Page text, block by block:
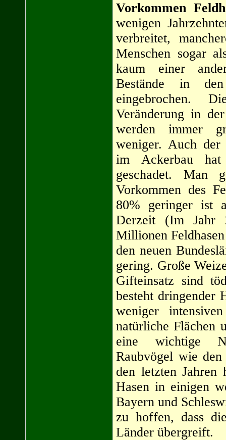
Vorkommen
wenigen
verbreitet,
Menschen sogar
kaum einer
Bestände in
eingebrochen.
Veränderung in
werden immer
weniger. Auch der
im Ackerbau
geschadet. Man
Vorkommen des
80% geringer ist
Derzeit (Im Jahr
Millionen
den neuen
gering. Große
Gifteinsatz sind
besteht dringender
weniger
natürliche Flächen
eine wichtige
Raubvögel wie
den letzten Jahren
Hasen in einigen
Bayern und
zu hoffen, dass
Länder übergreift.